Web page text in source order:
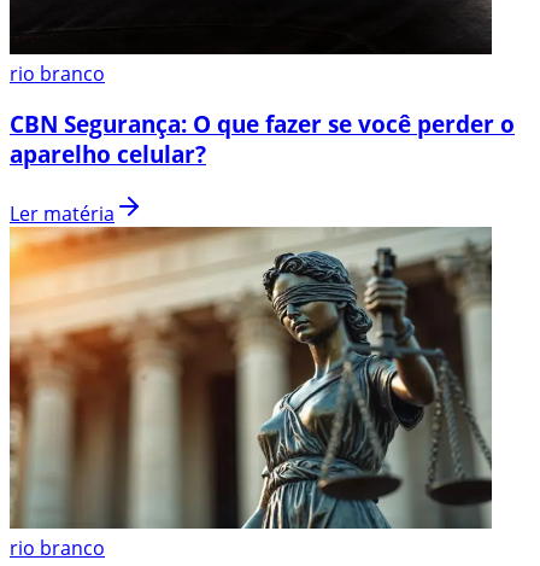
rio branco
CBN Segurança: O que fazer se você perder o
aparelho celular?
Ler matéria
rio branco